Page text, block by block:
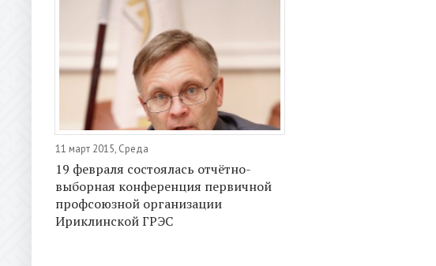
11 март 2015, Среда
19 февраля состоялась отчётно-
выборная конференция первичной
профсоюзной организации
Ириклинской ГРЭС